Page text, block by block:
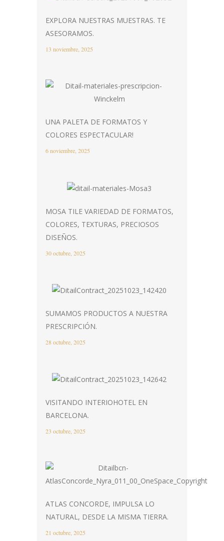
EXPLORA NUESTRAS MUESTRAS. TE
ASESORAMOS.
13 noviembre, 2025
UNA PALETA DE FORMATOS Y
COLORES ESPECTACULAR!
6 noviembre, 2025
MOSA TILE VARIEDAD DE FORMATOS,
COLORES, TEXTURAS, PRECIOSOS
DISEÑOS.
30 octubre, 2025
SUMAMOS PRODUCTOS A NUESTRA
PRESCRIPCIÓN.
28 octubre, 2025
VISITANDO INTERIOHOTEL EN
BARCELONA.
23 octubre, 2025
ATLAS CONCORDE, IMPULSA LO
NATURAL, DESDE LA MISMA TIERRA.
21 octubre, 2025